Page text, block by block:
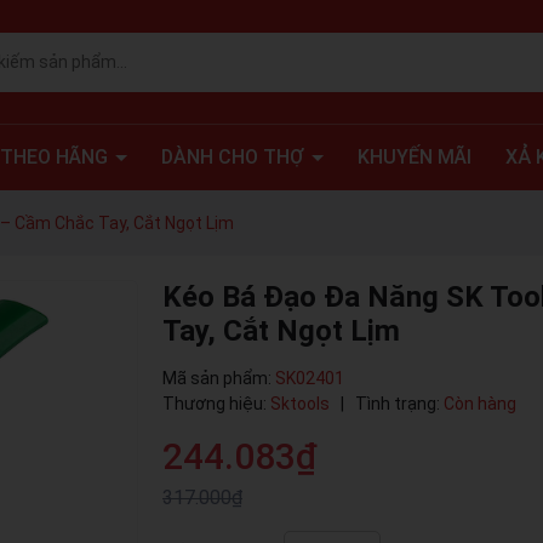
HÃNG DÀNH CHO THỢ KHUYẾN MÃI XẢ
Cầm Chắc Tay, Cắt Ngọt Lịm
Kéo Bá Đạo Đa Năng SK
Tay, Cắt Ngọt Lịm
Mã sản phẩm: SK02401
Thương hiệu: Sktools Tình trạng: Còn hàng
244.083₫
317.000₫